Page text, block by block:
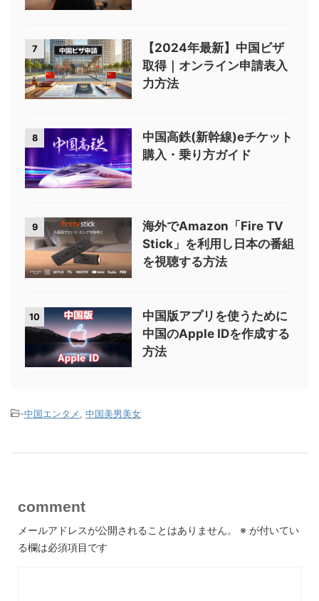
7
【2024年最新】中国ビザ
取得｜オンライン申請表入
力方法
8
中国高鉄(新幹線)eチケット
購入・乗り方ガイド
9
海外でAmazon「Fire TV
Stick」を利用し日本の番組
を視聴する方法
10
中国版アプリを使うために
中国のApple IDを作成する
方法
-中国エンタメ 中国美男美女
comment
メールアドレスが公開されることはありません。 ※ が付いてい
る欄は必須項目です